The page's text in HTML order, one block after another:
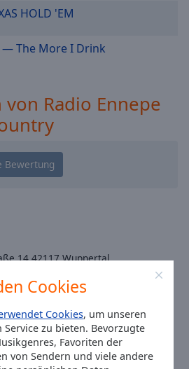
Cookies
Cookies, um unseren
zu bieten. Bevorzugte
Favoriten der
von Sendern und viele andere
HOLD 'EM
— The More I Drink
Radio Ennepe
14 42117 Wuppertal